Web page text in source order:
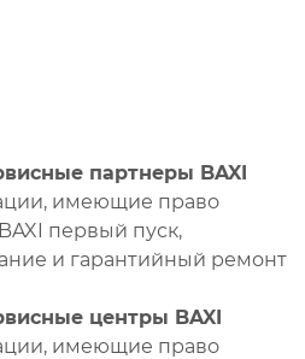
партнеры BAXI
имеющие право
первый пуск,
и гарантийный ремонт
центры BAXI
имеющие право